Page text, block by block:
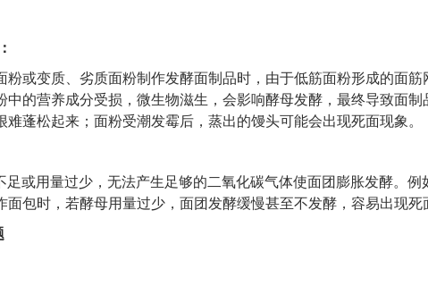
粉或变质、劣质面粉制作发酵面制品时，由于低筋面粉形成的面
中的营养成分受损，微生物滋生，会影响酵母发酵，最终导致面
难蓬松起来；面粉受潮发霉后，蒸出的馒头可能会出现死面现象。
足或用量过少，无法产生足够的二氧化碳气体使面团膨胀发酵。
面包时，若酵母用量过少，面团发酵缓慢甚至不发酵，容易出现死